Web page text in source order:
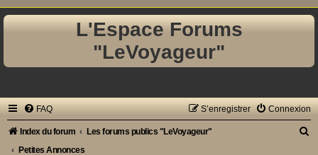
L'Espace Forums
"LeVoyageur"
FAQ Connexion
S’enregistrer
Index du forum
Les forums publics "LeVoyageur"
Petites Annonces